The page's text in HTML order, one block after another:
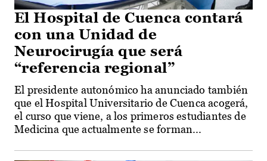
El Hospital de Cuenca contará
con una Unidad de
Neurocirugía que será
“referencia regional”
El presidente autonómico ha anunciado también
que el Hospital Universitario de Cuenca acogerá,
el curso que viene, a los primeros estudiantes de
Medicina que actualmente se forman...